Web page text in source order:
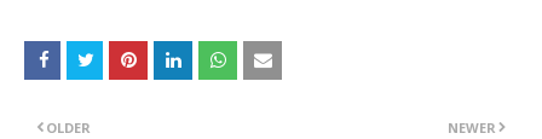
NEWER
OLDER